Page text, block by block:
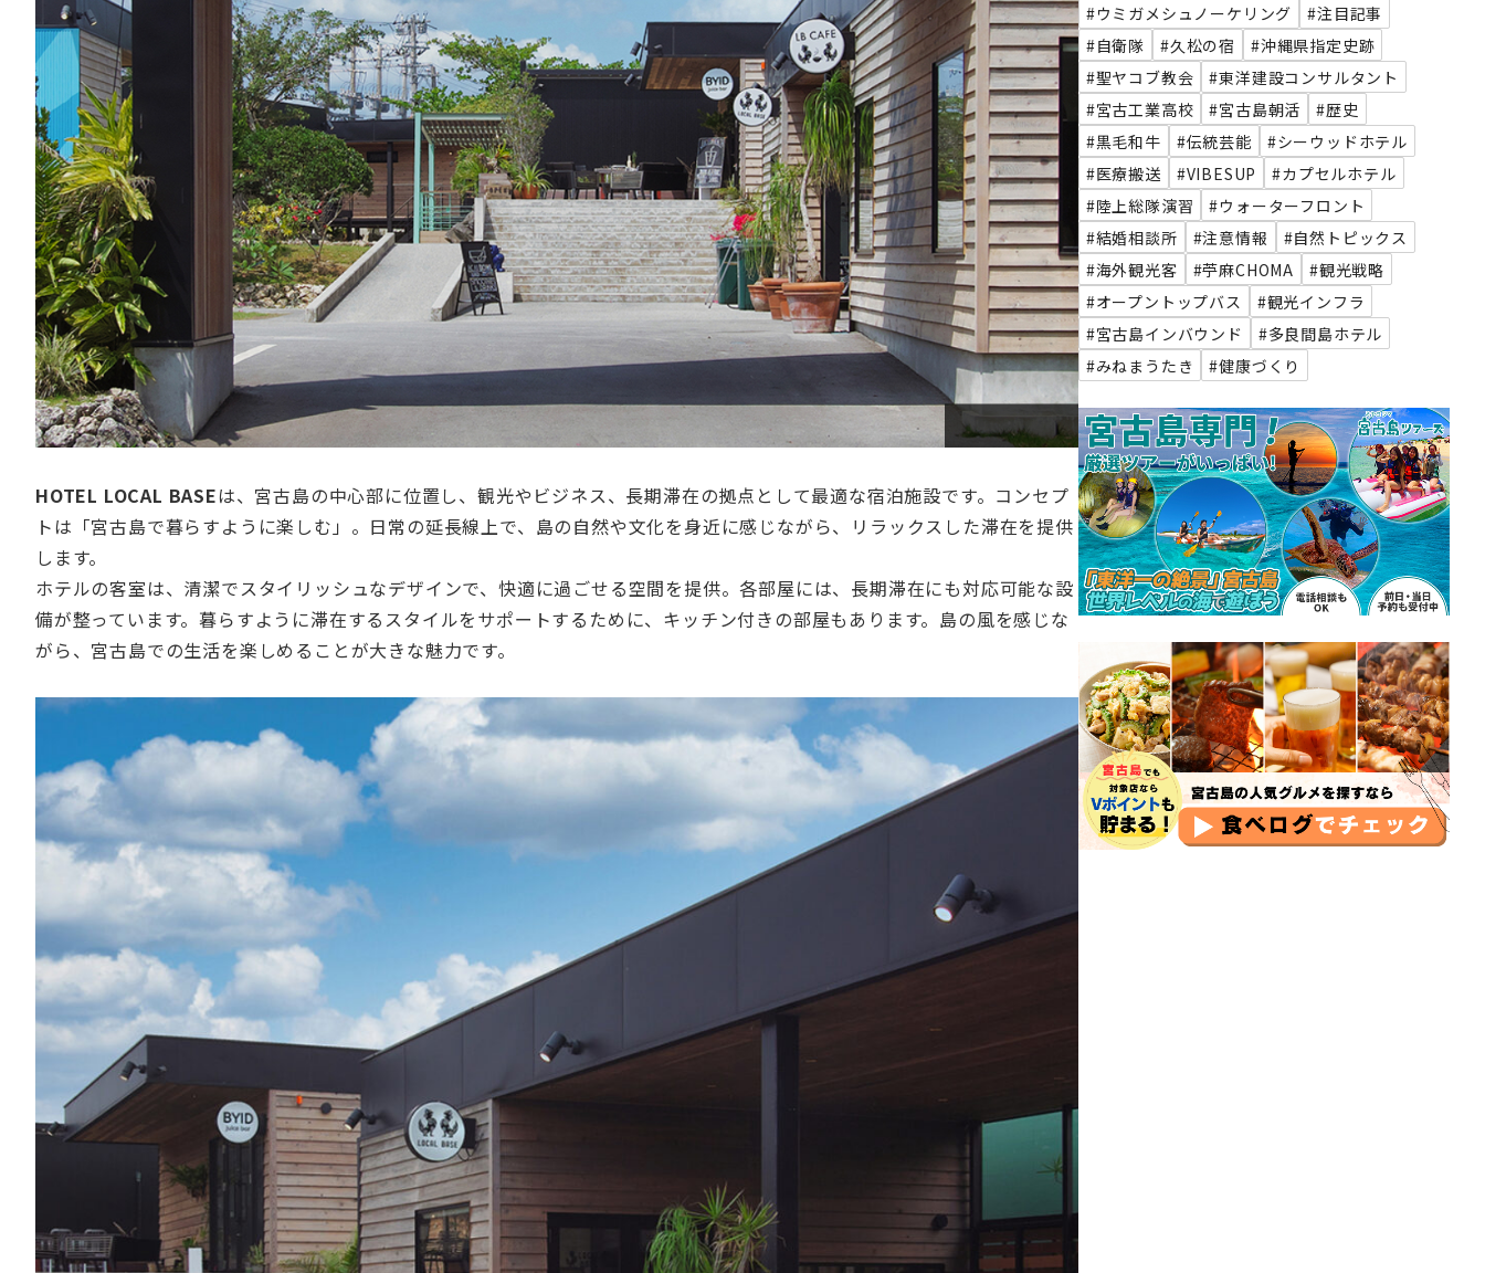
HOTEL LOCAL BASEは、宮古島の中心部に位置し、観光やビジネス、長期滞在の拠点として最適な宿泊施設です。コンセプ
トは「宮古島で暮らすように楽しむ」。日常の延長線上で、島の自然や文化を身近に感じながら、リラックスした滞在を提供
します。
ホテルの客室は、清潔でスタイリッシュなデザインで、快適に過ごせる空間を提供。各部屋には、長期滞在にも対応可能な設
備が整っています。暮らすように滞在するスタイルをサポートするために、キッチン付きの部屋もあります。島の風を感じな
がら、宮古島での生活を楽しめることが大きな魅力です。
#ウミガメシュノーケリング
#注目記事
#自衛隊
#久松の宿
#沖縄県指定史跡
#聖ヤコブ教会
#東洋建設コンサルタント
#宮古工業高校
#宮古島朝活
#歴史
#黒毛和牛
#伝統芸能
#シーウッドホテル
#医療搬送
#VIBESUP
#カプセルホテル
#陸上総隊演習
#ウォーターフロント
#結婚相談所
#注意情報
#自然トピックス
#海外観光客
#苧麻CHOMA
#観光戦略
#オープントップバス
#観光インフラ
#宮古島インバウンド
#多良間島ホテル
#みねまうたき
#健康づくり